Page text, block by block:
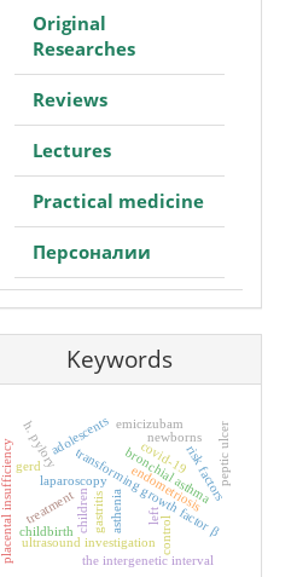
Original
Researches
Reviews
Lectures
Practical medicine
Персоналии
Keywords
children
bronchial asthma
control
transforming growth factor β
ultrasound investigation
laparoscopy endometriosisrisk factors
adolescents
h. pylory peptic ulcer
gastritis
gerd
the intergenetic interval
childbirth
newborns
emicizubam
treatment
placental insufficiency covid-19
asthenia left